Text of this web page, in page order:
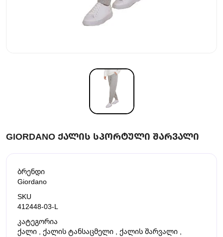
GIORDANO ᲥᲐᲚᲘᲡ ᲡᲞᲝᲠᲢᲣᲚᲘ ᲨᲐᲠᲕᲐᲚᲘ
ბრენდი
Giordano
SKU
412448-03-L
კატეგორია
ქალი , ქალის ტანსაცმელი , ქალის შარვალი ,